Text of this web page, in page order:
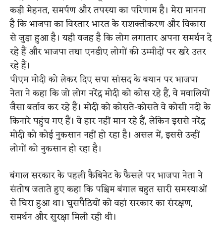
कड़ी मेहनत, समर्पण और तपस्या का परिणाम है। मेरा मानना
है कि भाजपा का विस्तार भारत के सशक्तीकरण और विकास
से जुड़ा हुआ है। यही वजह है कि लोग लगातार अपना समर्थन दे
रहे हैं और भाजपा तथा एनडीए लोगों की उम्मीदों पर खरे उतर
रहे हैं।
पीएम मोदी को लेकर दिए सपा सांसद के बयान पर भाजपा
नेता ने कहा कि जो लोग नरेंद्र मोदी को कोस रहे हैं, वे मवालियों
जैसा बर्ताव कर रहे हैं। मोदी को कोसते-कोसते वे कोसी नदी के
किनारे पहुंच गए हैं। वे हार नहीं मान रहे हैं, लेकिन इससे नरेंद्र
मोदी को कोई नुकसान नहीं हो रहा है। असल में, इससे उन्हीं
लोगों को नुकसान हो रहा है।
बंगाल सरकार के पहली कैबिनेट के फैसले पर भाजपा नेता ने
संतोष जताते हुए कहा कि पश्चिम बंगाल बहुत सारी समस्याओं
से घिरा हुआ था। घुसपैठियों को वहां सरकार का संरक्षण,
समर्थन और सुरक्षा मिली रही थी।